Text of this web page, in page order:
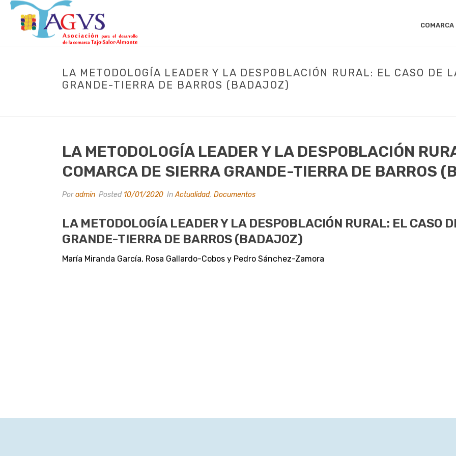
COMARCA
LA METODOLOGÍA LEADER Y LA DESPOBLACIÓN RURAL: EL CASO DE
GRANDE-TIERRA DE BARROS (BADAJOZ)
LA METODOLOGÍA LEADER Y LA DESPOBLACIÓN
COMARCA DE SIERRA GRANDE-TIERRA DE BARROS
Poradmin Posted 10/01/2020 InActualidad, Documentos
LA METODOLOGÍA LEADER Y LA DESPOBLACIÓN RURAL: EL CASO
GRANDE-TIERRA DE BARROS (BADAJOZ)
María Miranda García, Rosa Gallardo-Cobos y Pedro Sánchez-Zamora